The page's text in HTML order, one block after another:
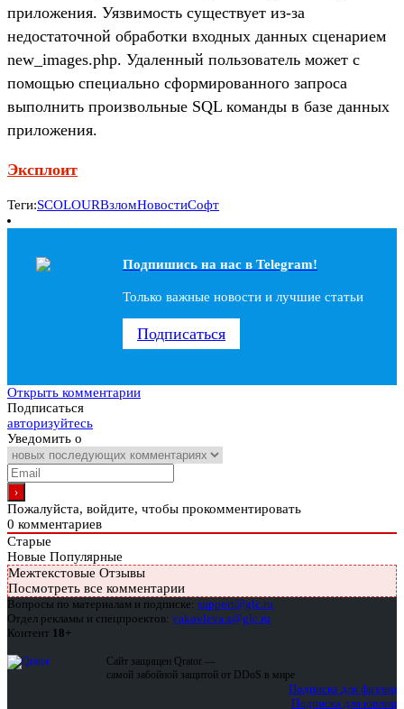
приложения. Уязвимость существует из-за
недостаточной обработки входных данных сценарием
new_images.php. Удаленный пользователь может с
помощью специально сформированного запроса
выполнить произвольные SQL команды в базе данных
приложения.
Эксплоит
Теги:SCOLOURВзломНовостиСофт
Подпишись на наc в Telegram!
Только важные новости и лучшие статьи
Подписаться
Открыть комментарии
Подписаться
авторизуйтесь
Уведомить о
Пожалуйста, войдите, чтобы прокомментировать
0 комментариев
Старые
Новые Популярные
Межтекстовые Отзывы
Посмотреть все комментарии
Вопросы по материалам и подписке: support@glc.ru
Отдел рекламы и спецпроектов: yakovleva.a@glc.ru
Контент 18+
Сайт защищен Qrator —
самой забойной защитой от DDoS в мире
Подписка для физлиц
Подписка для юрлиц